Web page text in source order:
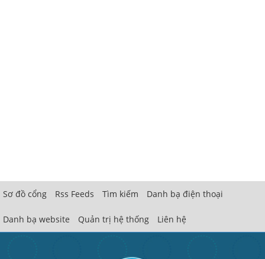
Sơ đồ cổng Rss Feeds Tìm kiếm Danh bạ điện thoại
Danh bạ website Quản trị hệ thống Liên hệ